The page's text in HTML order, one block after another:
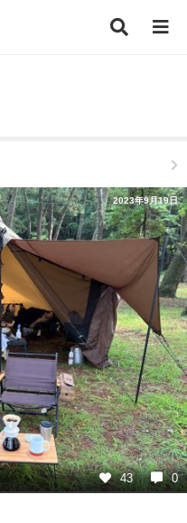
2023年9月19日
43 0